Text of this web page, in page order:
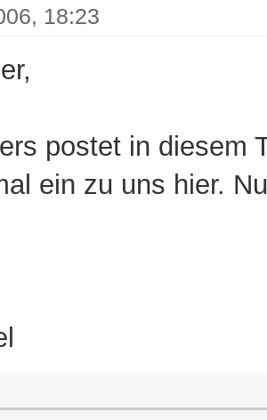
18:23
postet in diesem
ein zu uns hier.